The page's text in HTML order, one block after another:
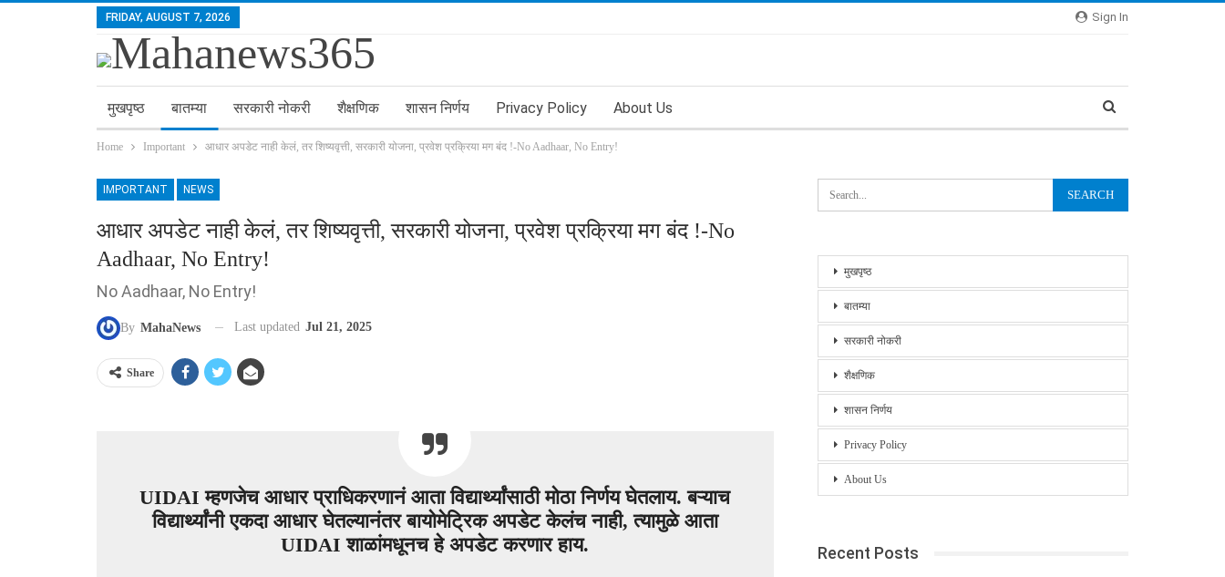
Sign In
FRIDAY, AUGUST 7, 2026
मुखपृष्ठ बातम्या सरकारी नोकरी शैक्षणिक शासन निर्णय Privacy Policy About Us
Home Important आधार अपडेट नाही केलं, तर शिष्यवृत्ती, सरकारी योजना, प्रवेश प्रक्रिया मग बंद !-No Aadhaar, No Entry!
IMPORTANT NEWS
आधार अपडेट नाही केलं, तर शिष्यवृत्ती, सरकारी योजना, प्रवेश प्रक्रिया मग बंद !-No
Aadhaar, No Entry!
No Aadhaar, No Entry!
By MahaNews Last updated Jul 21, 2025
Share
UIDAI म्हणजेच आधार प्राधिकरणानं आता विद्यार्थ्यांसाठी मोठा निर्णय घेतलाय. बऱ्याच
विद्यार्थ्यांनी एकदा आधार घेतल्यानंतर बायोमेट्रिक अपडेट केलंच नाही, त्यामुळे आता
UIDAI शाळांमधूनच हे अपडेट करणार हाय.
मुखपृष्ठ
बातम्या
सरकारी नोकरी
शैक्षणिक
शासन निर्णय
Privacy Policy
About Us
Recent Posts